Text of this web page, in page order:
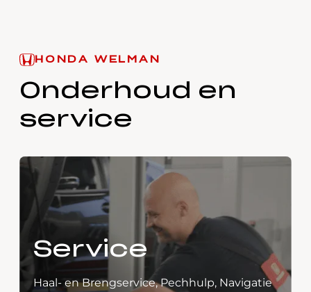
HONDA WELMAN
Onderhoud en
service
Service
Haal- en Brengservice, Pechhulp, Navigatie